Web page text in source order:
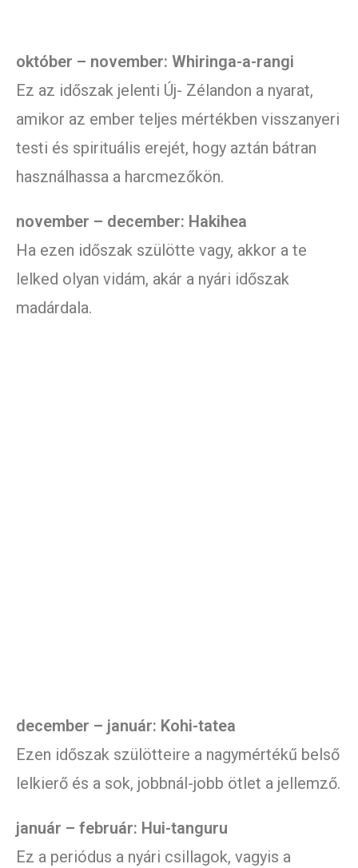
október – november: Whiringa-a-rangi
Ez az időszak jelenti Új- Zélandon a nyarat,
amikor az ember teljes mértékben visszanyeri
testi és spirituális erejét, hogy aztán bátran
használhassa a harcmezőkön.
november – december: Hakihea
Ha ezen időszak szülötte vagy, akkor a te
lelked olyan vidám, akár a nyári időszak
madárdala.
december – január: Kohi-tatea
Ezen időszak szülötteire a nagymértékű belső
lelkierő és a sok, jobbnál-jobb ötlet a jellemző.
január – február: Hui-tanguru
Ez a periódus a nyári csillagok, vagyis a